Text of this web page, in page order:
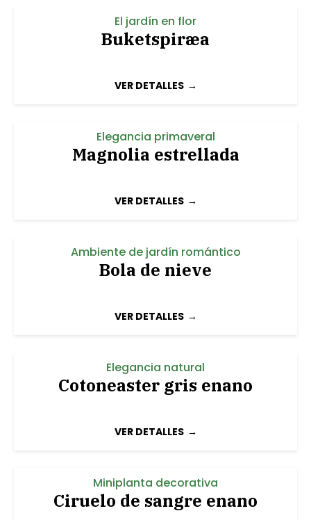
El jardín en flor
Buketspiræa
VER DETALLES
Elegancia primaveral
Magnolia estrellada
VER DETALLES
Ambiente de jardín romántico
Bola de nieve
VER DETALLES
Elegancia natural
Cotoneaster gris enano
VER DETALLES
Miniplanta decorativa
Ciruelo de sangre enano